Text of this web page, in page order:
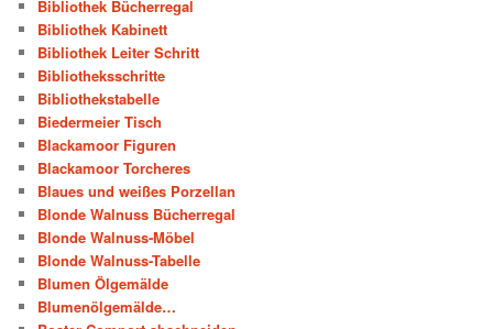
Bibliothek Bücherregal
Bibliothek Kabinett
Bibliothek Leiter Schritt
Bibliotheksschritte
Bibliothekstabelle
Biedermeier Tisch
Blackamoor Figuren
Blackamoor Torcheres
Blaues und weißes Porzellan
Blonde Walnuss Bücherregal
Blonde Walnuss-Möbel
Blonde Walnuss-Tabelle
Blumen Ölgemälde
Blumenölgemälde…